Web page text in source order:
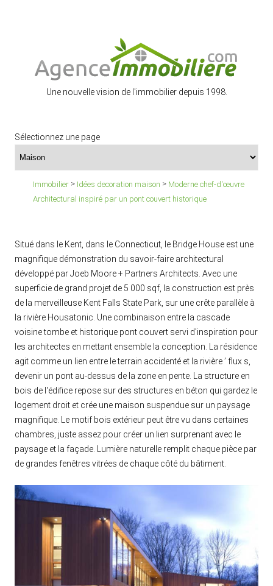
Une nouvelle vision de l'immobilier depuis 1998.
Sélectionnez une page
Immobilier > Idées decoration maison > Moderne chef-d'œuvre
Architectural inspiré par un pont couvert historique
Situé dans le Kent, dans le Connecticut, le Bridge House est une
magnifique démonstration du savoir-faire architectural
développé par Joeb Moore + Partners Architects. Avec une
superficie de grand projet de 5 000 sqf, la construction est près
de la merveilleuse Kent Falls State Park, sur une crête parallèle à
la rivière Housatonic. Une combinaison entre la cascade
voisine tombe et historique pont couvert servi d'inspiration pour
les architectes en mettant ensemble la conception. La résidence
agit comme un lien entre le terrain accidenté et la rivière ’ flux s,
devenir un pont au-dessus de la zone en pente. La structure en
bois de l'édifice repose sur des structures en béton qui gardez le
logement droit et crée une maison suspendue sur un paysage
magnifique. Le motif bois extérieur peut être vu dans certaines
chambres, juste assez pour créer un lien surprenant avec le
paysage et la façade. Lumière naturelle remplit chaque pièce par
de grandes fenêtres vitrées de chaque côté du bâtiment.